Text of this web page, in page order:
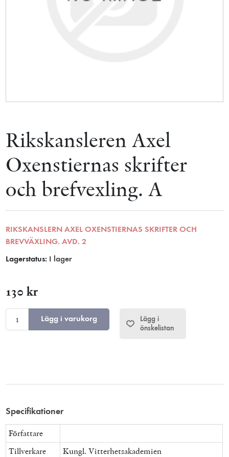
Rikskansleren Axel
Oxenstiernas skrifter
och brefvexling. A
RIKSKANSLERN AXEL OXENSTIERNAS SKRIFTER OCH
BREVVÄXLING. AVD. 2
Lagerstatus: I lager
130 kr
Lägg i varukorg
Lägg i
önskelistan
Specifikationer
Författare
Tillverkare
Kungl. Vitterhetsakademien